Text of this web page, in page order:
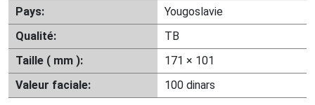
Pays:
Yougoslavie
Qualité:
TB
Taille ( mm ):
171 × 101
Valeur faciale:
100 dinars